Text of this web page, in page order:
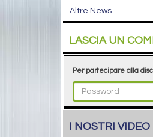
Altre News
LASCIA UN
Per partecipare alla
I NOSTRI VIDEO